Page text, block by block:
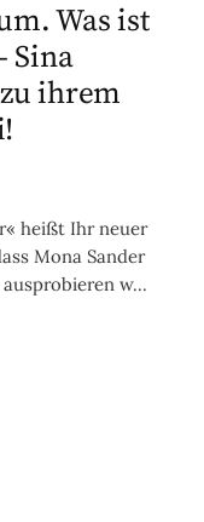
Was ist
Sina
ihrem
heißt Ihr neuer
Mona Sander
w...